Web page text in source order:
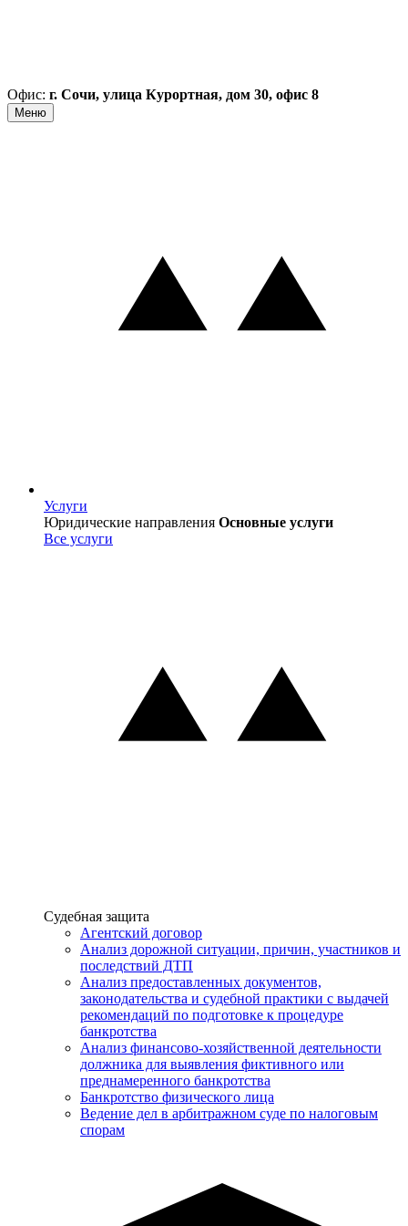
Офис: г. Сочи, улица Курортная, дом 30, офис 8
Меню
Услуги
Услуги
Юридические направления Основные услуги
Все услуги
Услуги
Судебная защита
Агентский договор
Анализ дорожной ситуации, причин, участников и
последствий ДТП
Анализ предоставленных документов,
законодательства и судебной практики с выдачей
рекомендаций по подготовке к процедуре
банкротства
Анализ финансово-хозяйственной деятельности
должника для выявления фиктивного или
преднамеренного банкротства
Банкротство физического лица
Ведение дел в арбитражном суде по налоговым
спорам